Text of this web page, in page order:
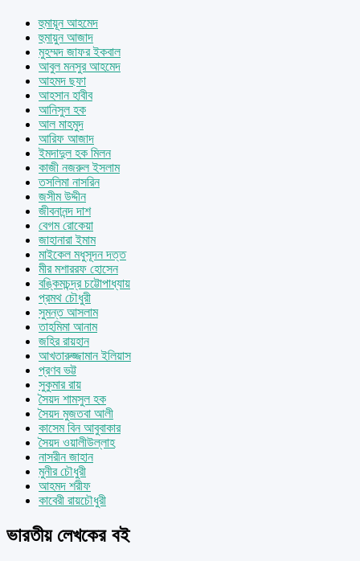
হুমায়ূন আহমেদ
হুমায়ুন আজাদ
মুহম্মদ জাফর ইকবাল
আবুল মনসুর আহমেদ
আহমদ ছফা
আহসান হাবীব
আনিসুল হক
আল মাহমুদ
আরিফ আজাদ
ইমদাদুল হক মিলন
কাজী নজরুল ইসলাম
তসলিমা নাসরিন
জসীম উদ্দীন
জীবনানন্দ দাশ
বেগম রোকেয়া
জাহানারা ইমাম
মাইকেল মধুসূদন দত্ত
মীর মশাররফ হোসেন
বঙ্কিমচন্দ্র চট্টোপাধ্যায়
প্রমথ চৌধুরী
সুমন্ত আসলাম
তাহমিমা আনাম
জহির রায়হান
আখতারুজ্জামান ইলিয়াস
প্রণব ভট্ট
সুকুমার রায়
সৈয়দ শামসুল হক
সৈয়দ মুজতবা আলী
কাসেম বিন আবুবাকার
সৈয়দ ওয়ালীউল্লাহ
নাসরীন জাহান
মুনীর চৌধুরী
আহমদ শরীফ
কাবেরী রায়চৌধুরী
ভারতীয় লেখকের বই